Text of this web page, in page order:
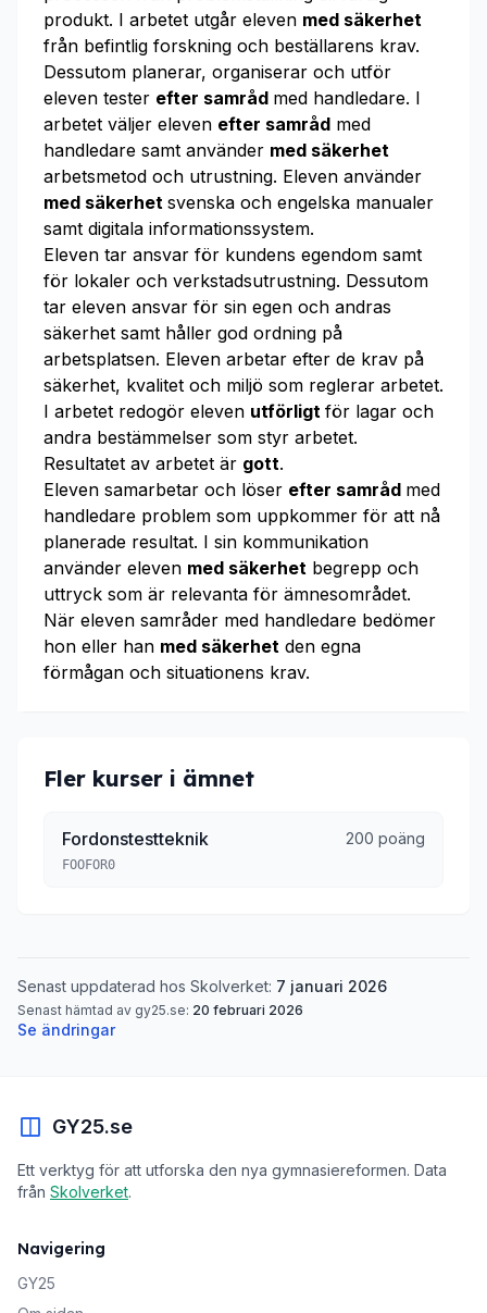
produkt. I arbetet utgår eleven med säkerhet
från befintlig forskning och beställarens krav.
Dessutom planerar, organiserar och utför
eleven tester efter samråd med handledare. I
arbetet väljer eleven efter samråd med
handledare samt använder med säkerhet
arbetsmetod och utrustning. Eleven använder
med säkerhet svenska och engelska manualer
samt digitala informationssystem.
Eleven tar ansvar för kundens egendom samt
för lokaler och verkstadsutrustning. Dessutom
tar eleven ansvar för sin egen och andras
säkerhet samt håller god ordning på
arbetsplatsen. Eleven arbetar efter de krav på
säkerhet, kvalitet och miljö som reglerar arbetet.
I arbetet redogör eleven utförligt för lagar och
andra bestämmelser som styr arbetet.
Resultatet av arbetet är gott.
Eleven samarbetar och löser efter samråd med
handledare problem som uppkommer för att nå
planerade resultat. I sin kommunikation
använder eleven med säkerhet begrepp och
uttryck som är relevanta för ämnesområdet.
När eleven samråder med handledare bedömer
hon eller han med säkerhet den egna
förmågan och situationens krav.
Fler kurser i ämnet
Fordonstestteknik 200 poäng
FOOFOR0
Senast uppdaterad hos Skolverket: 7 januari 2026
Senast hämtad av gy25.se: 20 februari 2026
Se ändringar
GY25.se
Ett verktyg för att utforska den nya gymnasiereformen. Data
från Skolverket.
Navigering
GY25